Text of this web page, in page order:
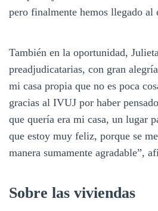
pero finalmente hemos llegado al
También en la oportunidad,
preadjudicatarias, con gran
mi casa propia que no es poca
gracias al IVUJ por haber
que quería era mi casa, un lugar
que estoy muy feliz, porque se
manera sumamente agradable”,
Sobre las viviendas